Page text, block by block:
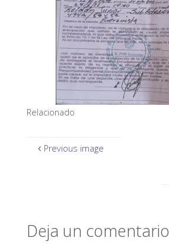
Relacionado
Previous image
Deja un comentario